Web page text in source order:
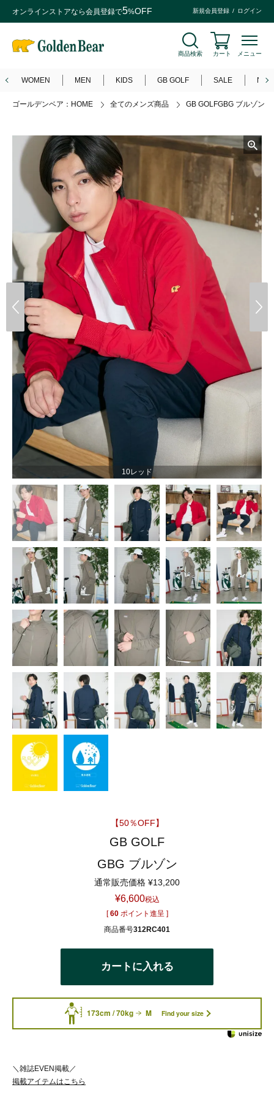
オンラインストアなら会員登録で5%OFF 新規会員登録 ログイン
商品検索 カート メニュー
WOMEN MEN KIDS GB GOLF SALE
ゴールデンベア：HOME 全てのメンズ商品 GB GOLFGBG ブルゾン
10レッド
【50％OFF】
GB GOLF
GBG ブルゾン
通常販売価格 ¥13,200
¥6,600税込
[ 60 ポイント進呈 ]
商品番号312RC401
カートに入れる
173cm / 70kg M Find your size
＼雑誌EVEN掲載／
掲載アイテムはこちら